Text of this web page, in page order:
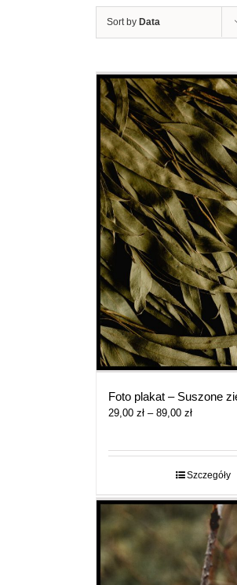
Sort by Data
Foto plakat – Suszone
29,00 zł – 89,00 złZakres
29,00 zł
do
Szczegóły